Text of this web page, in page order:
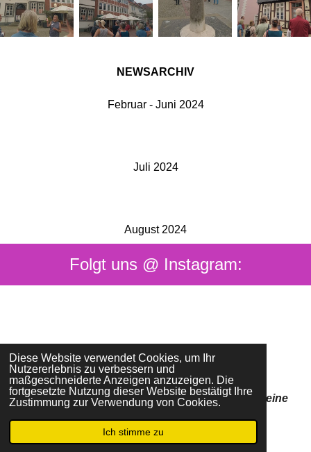
Diese Website verwendet Cookies, um Ihr
Nutzererlebnis zu verbessern und
maßgeschneiderte Anzeigen anzuzeigen. Die
fortgesetzte Nutzung dieser Website bestätigt Ihre
Zustimmung zur Verwendung von Cookies.
Ich stimme zu
NEWSARCHIV
Februar - Juni 2024
Juli 2024
August 2024
Folgt uns @ Instagram:
n
s
t
a
g
r
Impressum| Datenschutz
2023-2026 © autorenkreis-peinerland.de
Wir sind das Original im Peiner Land & Stadt Peine